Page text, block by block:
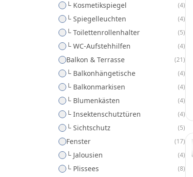
└ Kosmetikspiegel (4)
└ Spiegelleuchten (4)
└ Toilettenrollenhalter (5)
└ WC-Aufstehhilfen (4)
Balkon & Terrasse (21)
└ Balkonhängetische (4)
└ Balkonmarkisen (4)
└ Blumenkästen (4)
└ Insektenschutztüren (4)
└ Sichtschutz (5)
Fenster (17)
└ Jalousien (4)
└ Plissees (8)